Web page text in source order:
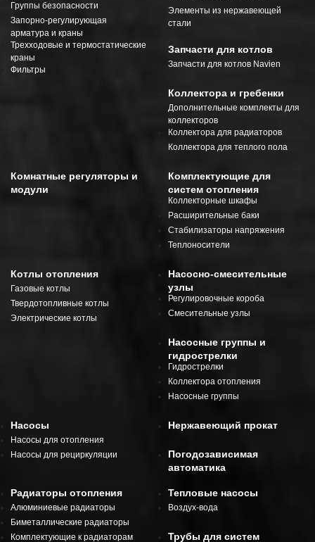
Группы безопасности
Запорно-регулирующая
арматура и краны
Трехходовые и термостатические
краны
Фильтры
Элементы из нержавеющей
стали
Запчасти для котлов
Запчасти для котлов Navien
Коллектора и гребенки
Дополнительные комплекты для
коллекторов
Коллектора для радиаторов
Коллектора для теплого пола
Комнатные регуляторы и
модули
Комплектующие для
систем отопления
Коллекторные шкафы
Расширительные баки
Стабилизаторы напряжения
Теплоносители
Котлы отопления
Газовые котлы
Твердотопливные котлы
Электрические котлы
Насосно-смесительные
узлы
Регулировочные короба
Смесительные узлы
Насосные группы и
гидрострелки
Гидрострелки
Коллектора отопления
Насосные группы
Насосы
Насосы для отопления
Насосы для рециркуляции
Нержавеющий прокат
Погодозависимая
автоматика
Радиаторы отопления
Алюминиевые радиаторы
Биметаллические радиаторы
Комплектующие к радиаторам
Тепловые насосы
Воздух-вода
Трубы для систем